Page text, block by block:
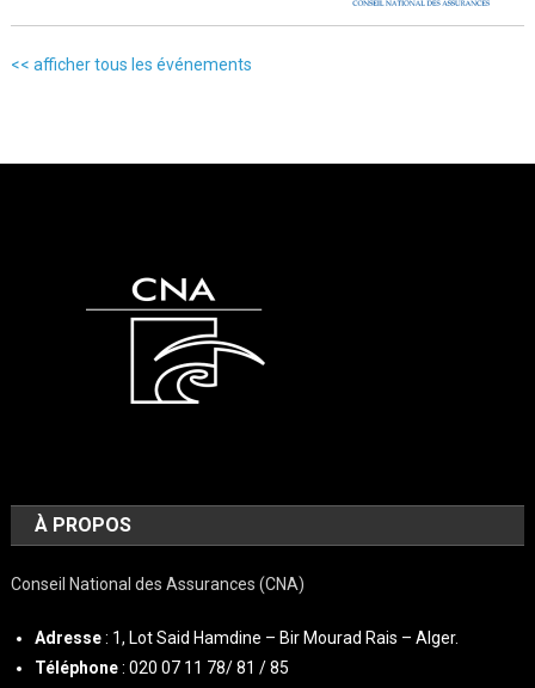
<< afficher tous les événements
À PROPOS
Conseil National des Assurances (CNA)
Adresse: 1, Lot Said Hamdine – Bir Mourad Rais – Alger.
Téléphone: 020 07 11 78/ 81 / 85